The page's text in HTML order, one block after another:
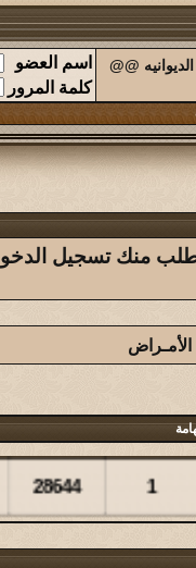
@@ اسم العضو
كلمة المرور
يتطلب منك تسجيل
مشاركات
1
28644
126
146145